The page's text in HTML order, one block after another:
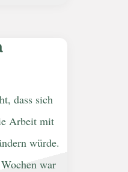
dass sich
Arbeit mit
würde.
war